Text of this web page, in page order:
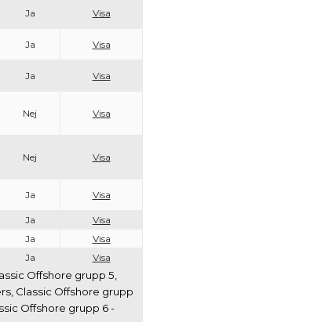
Ja Visa
Ja Visa
Ja Visa
Nej Visa
Nej Visa
Ja Visa
Ja
Visa
Ja
Visa
Ja Visa
Offshore grupp 5,
Classic Offshore grupp
Offshore grupp 6 -